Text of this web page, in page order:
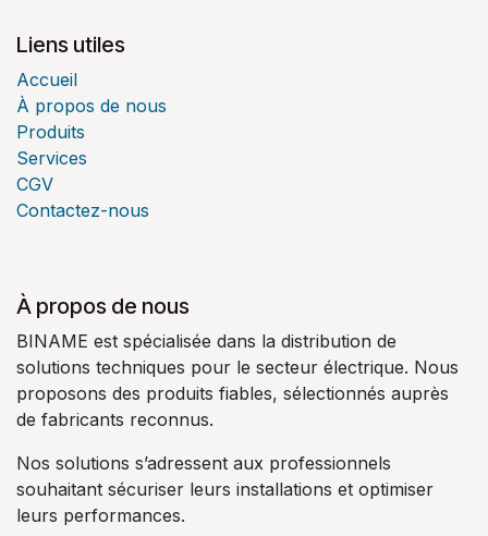
Liens utiles
Accueil
À propos de nous
Produits
Services
CGV
Contactez-nous
À propos de nous
BINAME est spécialisée dans la distribution de
solutions techniques pour le secteur électrique. Nous
proposons des produits fiables, sélectionnés auprès
de fabricants reconnus.
Nos solutions s’adressent aux professionnels
souhaitant sécuriser leurs installations et optimiser
leurs performances.